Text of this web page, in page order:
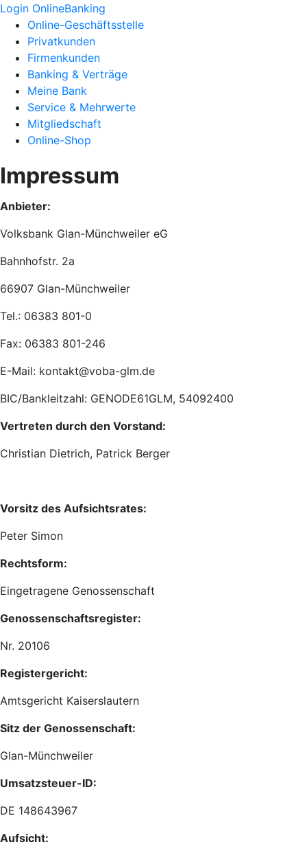
Login OnlineBanking
Online-Geschäftsstelle
Privatkunden
Firmenkunden
Banking & Verträge
Meine Bank
Service & Mehrwerte
Mitgliedschaft
Online-Shop
Impressum
Anbieter:
Volksbank Glan-Münchweiler eG
Bahnhofstr. 2a
66907 Glan-Münchweiler
Tel.: 06383 801-0
Fax: 06383 801-246
E-Mail: kontakt@voba-glm.de
BIC/Bankleitzahl: GENODE61GLM, 54092400
Vertreten durch den Vorstand:
Christian Dietrich, Patrick Berger
Vorsitz des Aufsichtsrates:
Peter Simon
Rechtsform:
Eingetragene Genossenschaft
Genossenschaftsregister:
Nr. 20106
Registergericht:
Amtsgericht Kaiserslautern
Sitz der Genossenschaft:
Glan-Münchweiler
Umsatzsteuer-ID:
DE 148643967
Aufsicht: